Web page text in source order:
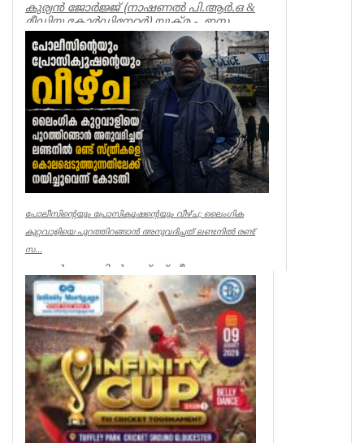
കുര്യൻ ജോർജ്ജ് (നാഷണൽ പി.ആർ.ഒ &
മീഡിയ കോർഡിനേറ്റർ) യുക്മ - ഇസ
ലണ്ടൻ കേരളപൂരം വ...
Associations
പോലീസിന്റെയും പ്രോസിക്യൂഷന്റെയും വീഴ്ച; ലൈംഗിക
കുറ്റവാളിയെ പുറത്തിറങ്ങാൻ അനുവദിച്ചത് ലണ്ടനിൽ രണ്ട്
സ...
ലണ്ടൻ: ലണ്ടനിൽ രണ്ട് സ്ത്രീകളെ
കൊലപ്പെടുത്തിയ സംഭവത്തിൽ
പോലീസിനും പ്രോസിക്യൂഷനും ഗുരുതര
വീഴ്ച്ച സംഭ...
UK NEWS